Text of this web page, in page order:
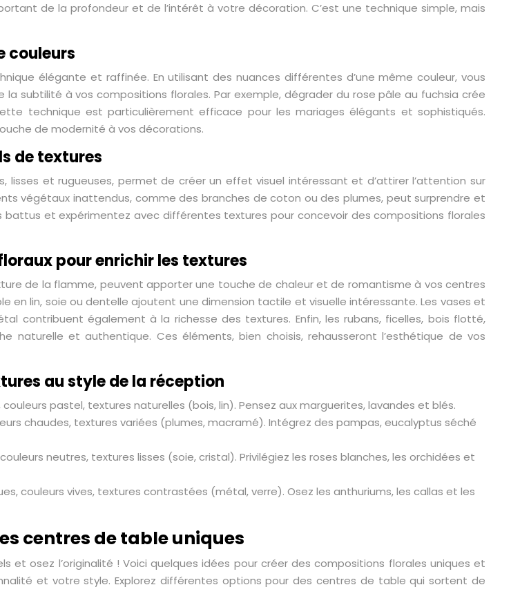
de la profondeur et de l’intérêt à votre décoration. C’est une technique simple, mais
couleurs
élégante et raffinée. En utilisant des nuances différentes d’une même couleur, vous
subtilité à vos compositions florales. Par exemple, dégrader du rose pâle au fuchsia crée
technique est particulièrement efficace pour les mariages élégants et sophistiqués.
de modernité à vos décorations.
de textures
lisses et rugueuses, permet de créer un effet visuel intéressant et d’attirer l’attention sur
végétaux inattendus, comme des branches de coton ou des plumes, peut surprendre et
battus et expérimentez avec différentes textures pour concevoir des compositions florales
pour enrichir les textures
de la flamme, peuvent apporter une touche de chaleur et de romantisme à vos centres
en lin, soie ou dentelle ajoutent une dimension tactile et visuelle intéressante. Les vases et
contribuent également à la richesse des textures. Enfin, les rubans, ficelles, bois flotté,
naturelle et authentique. Ces éléments, bien choisis, rehausseront l’esthétique de vos
au style de la réception
couleurs pastel, textures naturelles (bois, lin). Pensez aux marguerites, lavandes et blés.
chaudes, textures variées (plumes, macramé). Intégrez des pampas, eucalyptus séché
neutres, textures lisses (soie, cristal). Privilégiez les roses blanches, les orchidées et
couleurs vives, textures contrastées (métal, verre). Osez les anthuriums, les callas et les
centres de table uniques
et osez l’originalité ! Voici quelques idées pour créer des compositions florales uniques et
et votre style. Explorez différentes options pour des centres de table qui sortent de